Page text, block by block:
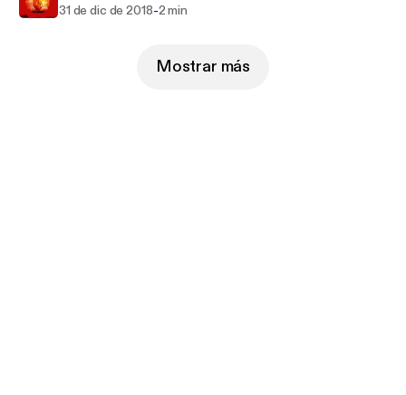
31 de dic de 2018-2 min
Mostrar más